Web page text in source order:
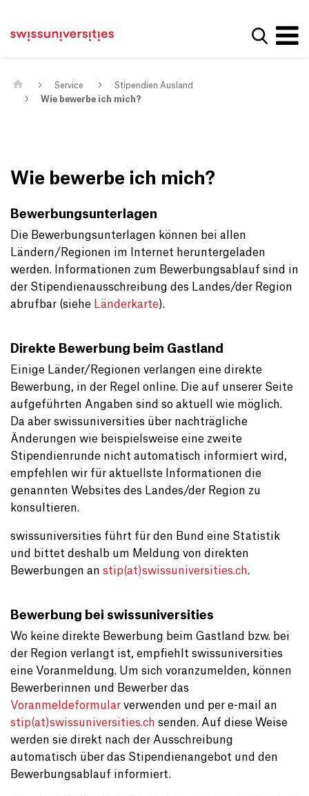
Main Navigation
Inhalt
Metanavigation
Suche
Service
Stipendien Ausland
Wie bewerbe ich mich?
Wie bewerbe ich mich?
Bewerbungsunterlagen
Die Bewerbungsunterlagen können bei allen
Ländern/Regionen im Internet heruntergeladen
werden. Informationen zum Bewerbungsablauf sind in
der Stipendienausschreibung des Landes/der Region
abrufbar (siehe Länderkarte).
Direkte Bewerbung beim Gastland
Einige Länder/Regionen verlangen eine direkte
Bewerbung, in der Regel online. Die auf unserer Seite
aufgeführten Angaben sind so aktuell wie möglich.
Da aber swissuniversities über nachträgliche
Änderungen wie beispielsweise eine zweite
Stipendienrunde nicht automatisch informiert wird,
empfehlen wir für aktuellste Informationen die
genannten Websites des Landes/der Region zu
konsultieren.
swissuniversities führt für den Bund eine Statistik
und bittet deshalb um Meldung von direkten
Bewerbungen an stip(at)swissuniversities.ch.
Bewerbung bei swissuniversities
Wo keine direkte Bewerbung beim Gastland bzw. bei
der Region verlangt ist, empfiehlt swissuniversities
eine Voranmeldung. Um sich voranzumelden, können
Bewerberinnen und Bewerber das
Voranmeldeformular verwenden und per e-mail an
stip(at)swissuniversities.ch senden. Auf diese Weise
werden sie direkt nach der Ausschreibung
automatisch über das Stipendienangebot und den
Bewerbungsablauf informiert.